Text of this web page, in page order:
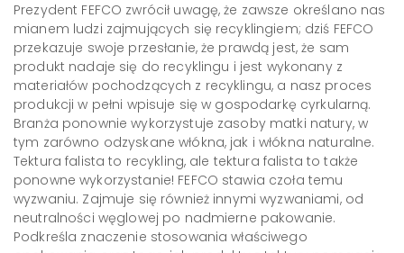
Prezydent FEFCO zwrócił uwagę, że zawsze określano nas
mianem ludzi zajmujących się recyklingiem; dziś FEFCO
przekazuje swoje przesłanie, że prawdą jest, że sam
produkt nadaje się do recyklingu i jest wykonany z
materiałów pochodzących z recyklingu, a nasz proces
produkcji w pełni wpisuje się w gospodarkę cyrkularną.
Branża ponownie wykorzystuje zasoby matki natury, w
tym zarówno odzyskane włókna, jak i włókna naturalne.
Tektura falista to recykling, ale tektura falista to także
ponowne wykorzystanie! FEFCO stawia czoła temu
wyzwaniu. Zajmuje się również innymi wyzwaniami, od
neutralności węglowej po nadmierne pakowanie.
Podkreśla znaczenie stosowania właściwego